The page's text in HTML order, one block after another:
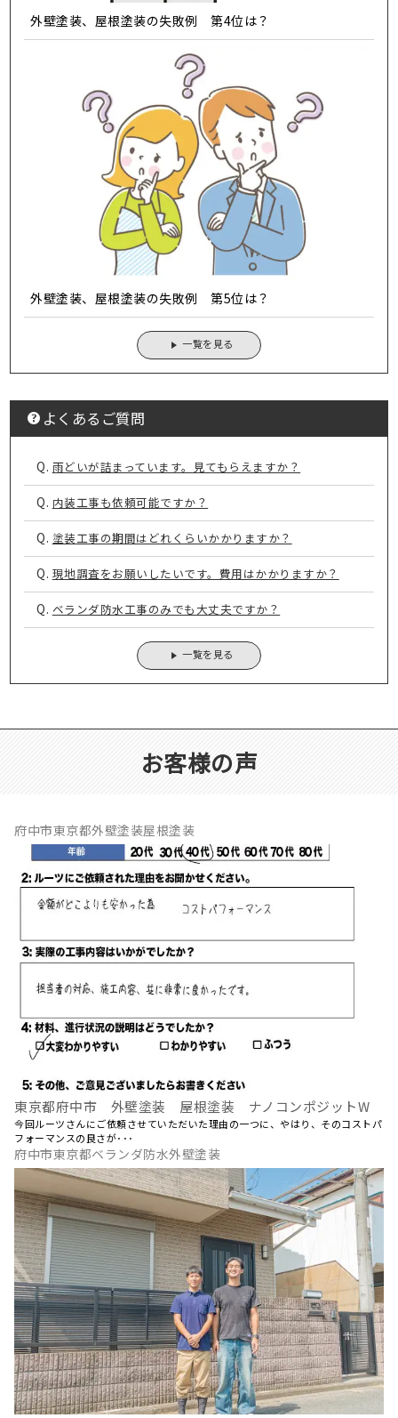
外壁塗装、屋根塗装の失敗例 第4位は？
外壁塗装、屋根塗装の失敗例 第5位は？
一覧を見る
よくあるご質問
Q. 雨どいが詰まっています。見てもらえますか？
Q. 内装工事も依頼可能ですか？
Q. 塗装工事の期間はどれくらいかかりますか？
Q. 現地調査をお願いしたいです。費用はかかりますか？
Q. ベランダ防水工事のみでも大丈夫ですか？
一覧を見る
お客様の声
府中市東京都外壁塗装屋根塗装
東京都府中市 外壁塗装 屋根塗装 ナノコンポジットW
今回ルーツさんにご依頼させていただいた理由の一つに、やはり、そのコストパ
フォーマンスの良さが･･･
府中市東京都ベランダ防水外壁塗装